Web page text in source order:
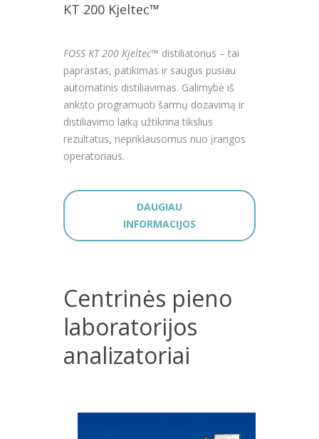
KT 200 Kjeltec™
FOSS KT 200 Kjeltec™ distiliatorius – tai
paprastas, patikimas ir saugus pusiau
automatinis distiliavimas. Galimybė iš
anksto programuoti šarmų dozavimą ir
distiliavimo laiką užtikrina tikslius
rezultatus, nepriklausomus nuo įrangos
operatoriaus.
DAUGIAU
INFORMACIJOS
Centrinės pieno
laboratorijos
analizatoriai